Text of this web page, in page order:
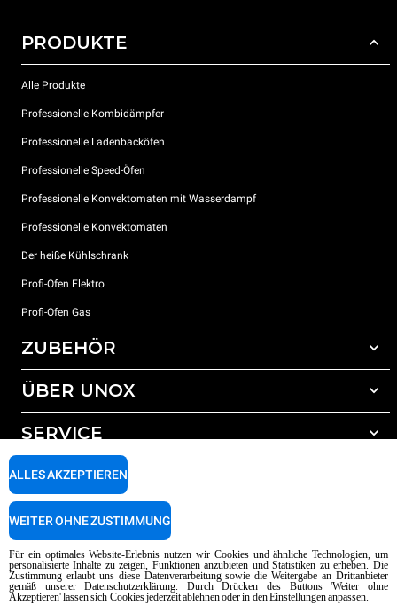
PRODUKTE
Alle Produkte
Professionelle Kombidämpfer
Professionelle Ladenbacköfen
Professionelle Speed-Öfen
Professionelle Konvektomaten mit Wasserdampf
Professionelle Konvektomaten
Der heiße Kühlschrank
Profi-Ofen Elektro
Profi-Ofen Gas
ZUBEHÖR
Gesamtes Zubehör
Wasseraufbereitung mit Kunstharzfiltern
Wasseraufbereitung durch Umkehrosmose
ÜBER UNOX
Unsere Standorte weltweit
SERVICE
Unox garantie
Händler Suche
Copyright 2026 UNOX SpA Alle Rechte vorbehalten. Reg. Imp. Padova n °
04230750285 - REA Padova 372835 - Kap. Soc. 5.000.000 € iv - P.IVA / CF
04230750285 - IT WEEE Reg. No. IT08020000000377
Für ein optimales Website-Erlebnis nutzen wir Cookies und ähnliche Technologien, um
personalisierte Inhalte zu zeigen, Funktionen anzubieten und Statistiken zu erheben. Die
Zustimmung erlaubt uns diese Datenverarbeitung sowie die Weitergabe an Drittanbieter
gemäß unserer Datenschutzerklärung. Durch Drücken des Buttons 'Weiter ohne
Akzeptieren' lassen sich Cookies jederzeit ablehnen oder in den Einstellungen anpassen.
ALLES AKZEPTIEREN
WEITER OHNE ZUSTIMMUNG